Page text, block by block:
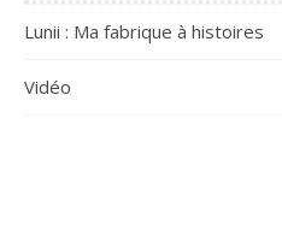
Lunii : Ma fabrique à histoires
Vidéo